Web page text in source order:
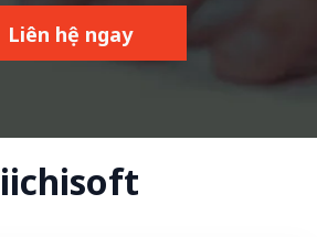
Liên hệ ngay